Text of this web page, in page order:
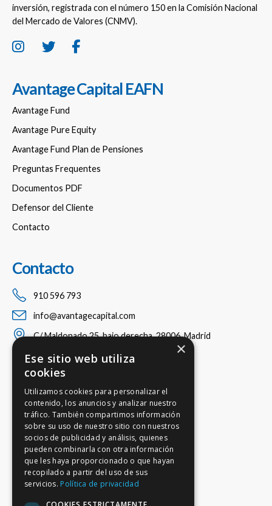
inversión, registrada con el número 150 en la Comisión Nacional
del Mercado de Valores (CNMV).
Avantage Capital EAFN
Avantage Fund
Avantage Pure Equity
Avantage Fund Plan de Pensiones
Preguntas Frequentes
Documentos PDF
Defensor del Cliente
Contacto
Contacto
910 596 793
info@avantagecapital.com
C/ Maldonado 25, bajo derecha, 28006, Madrid
×
Ese sitio web utiliza
cookies
Utilizamos cookies para personalizar el
contenido, los anuncios y analizar nuestro
tráfico. También compartimos información
sobre su uso de nuestro sitio con nuestros
socios de publicidad y análisis, quienes
pueden combinarla con otra información
que les haya proporcionado o que hayan
recopilado a partir del uso de sus
servicios. Política de privacidad